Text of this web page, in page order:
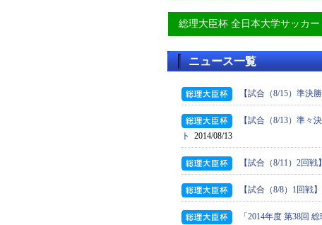
総理大臣杯 全日本大学サッカ
ニュース一覧
【試合（8/15）準決
【試合（8/13）準々
ト
2014/08/13
【試合（8/11）2回
【試合（8/8）1回戦
「2014年度 第38回